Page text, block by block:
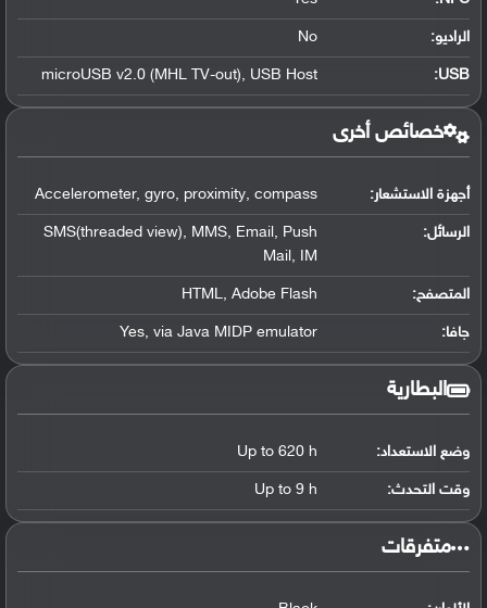
الراديو: No
USB
:
microUSB v2.0 (MHL TV-out), USB Host
خصائص أخرى
أجهزة الاستشعار: Accelerometer, gyro, proximity, compass
الرسائل:
SMS(threaded view), MMS, Email, Push
Mail, IM
المتصفح: HTML, Adobe Flash
جافا: Yes, via Java MIDP emulator
البطارية
وضع الاستعداد: Up to 620 h
وقت التحدث: Up to 9 h
‏متفرقات‏